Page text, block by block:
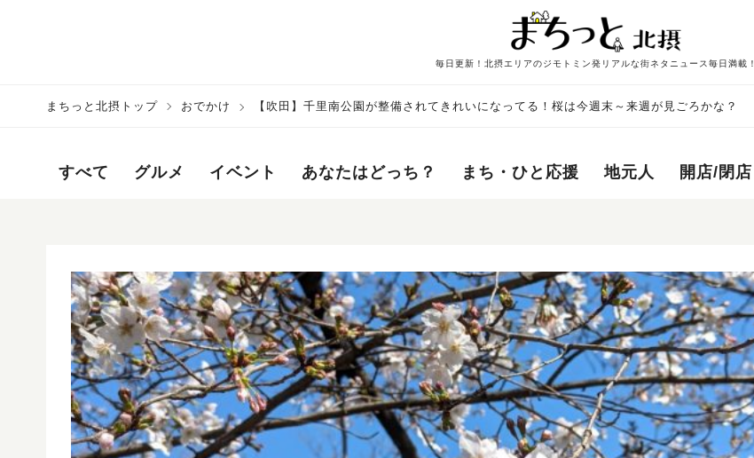
毎日更新！北摂エリアのジモトミン発リアルな街ネタニュース毎日満載！
まちっと北摂トップ おでかけ 【吹田】千里南公園が整備されてきれいになってる！桜は今週末～来週が見ごろかな？
すべて グルメ イベント あなたはどっち？ まち・ひと応援 地元人 開店/閉店